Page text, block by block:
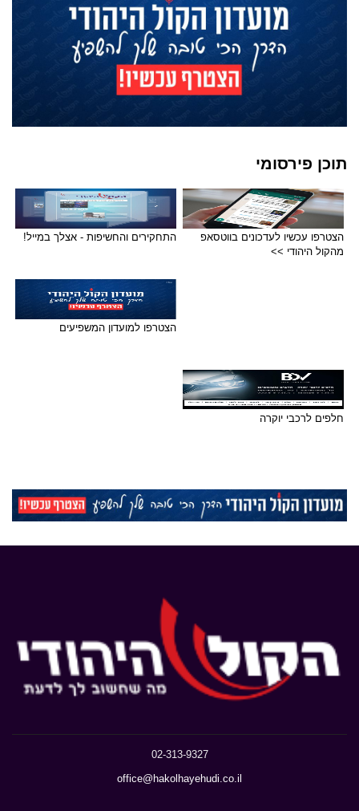
תוכן פירסומי
הצטרפו עכשיו לעדכונים בווטסאפ
מהקול היהודי >>
התחקירים והחשיפות - אצלך במייל!
הצטרפו למועדון המשפיעים
חלפים לרכבי יוקרה
02-313-9327
office@hakolhayehudi.co.il